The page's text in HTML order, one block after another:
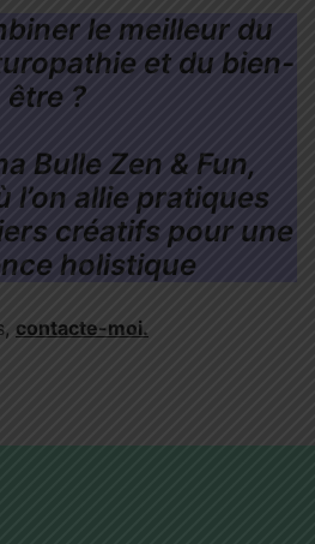
le meilleur du
et du bien-
être ?
Bulle Zen & Fun,
l’on allie pratiques
créatifs pour une
holistique
contacte-moi.